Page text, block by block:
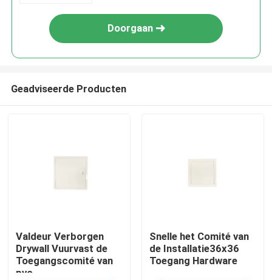
Huis
Producten
Doorgaan
Geadviseerde Producten
Valdeur Verborgen
Drywall Vuurvast de
Toegangscomité van
pvc
Snelle het Comité van
de Installatie36x36
Toegang Hardware